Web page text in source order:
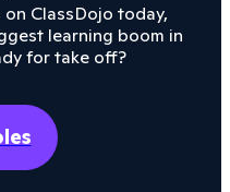
ClassDojo today,
learning boom in
for take off?